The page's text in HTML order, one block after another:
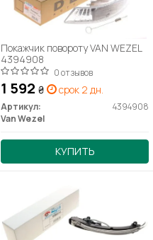
Покажчик повороту VAN WEZEL
4394908
0 отзывов
1 592 ₴ срок 2 дн.
Артикул:
4394908
Van Wezel
КУПИТЬ